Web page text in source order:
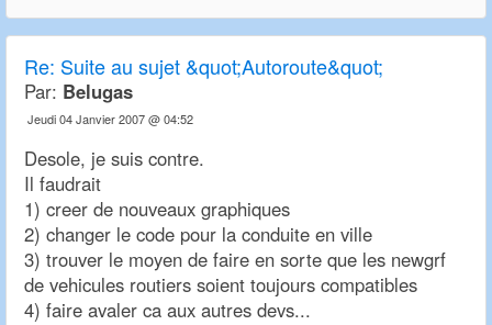
Re: Suite au sujet &quot;Autoroute&quot;
Par: Belugas
Jeudi 04 Janvier 2007 @ 04:52
Desole, je suis contre.
Il faudrait
1) creer de nouveaux graphiques
2) changer le code pour la conduite en ville
3) trouver le moyen de faire en sorte que les newgrf
de vehicules routiers soient toujours compatibles
4) faire avaler ca aux autres devs...